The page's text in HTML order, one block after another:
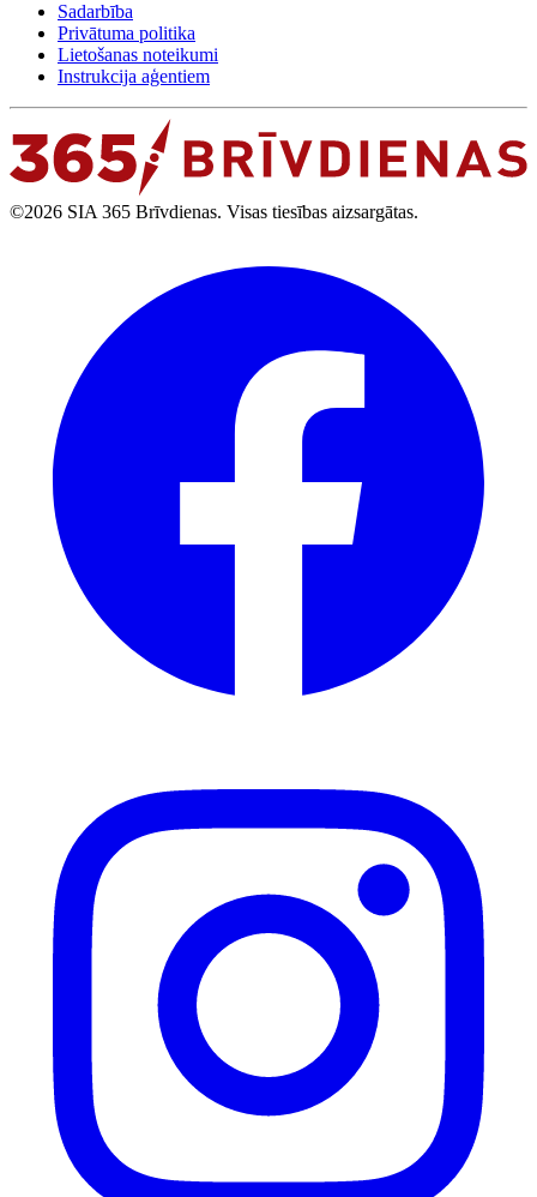
Sadarbība
Privātuma politika
Lietošanas noteikumi
Instrukcija aģentiem
©2026 SIA 365 Brīvdienas. Visas tiesības aizsargātas.